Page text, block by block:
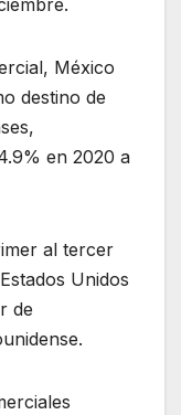
México
destino de
en 2020 a
al tercer
Unidos
de